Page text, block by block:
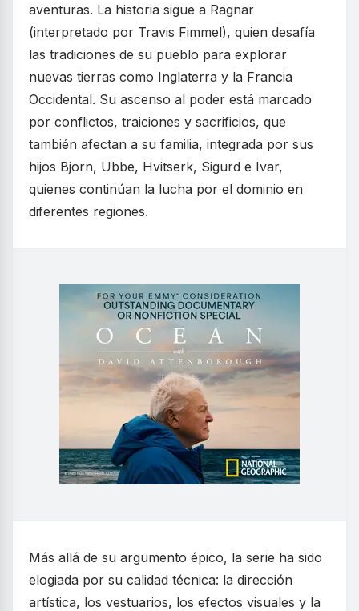
aventuras. La historia sigue a Ragnar
(interpretado por Travis Fimmel), quien desafía
las tradiciones de su pueblo para explorar
nuevas tierras como Inglaterra y la Francia
Occidental. Su ascenso al poder está marcado
por conflictos, traiciones y sacrificios, que
también afectan a su familia, integrada por sus
hijos Bjorn, Ubbe, Hvitserk, Sigurd e Ivar,
quienes continúan la lucha por el dominio en
diferentes regiones.
Más allá de su argumento épico, la serie ha sido
elogiada por su calidad técnica: la dirección
artística, los vestuarios, los efectos visuales y la